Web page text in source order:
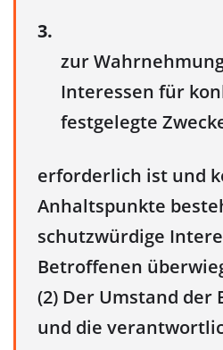
3.
zur
Interessen für
festgelegte
erforderlich ist und
Anhaltspunkte
schutzwürdige
Betroffenen
(2) Der Umstand der
und die